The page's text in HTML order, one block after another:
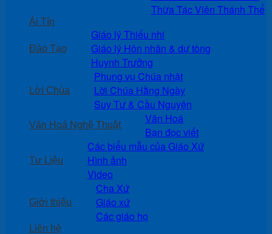
Thừa Tác Viên Thánh Thể
Ái Tín
Đào Tạo
Giáo lý Thiếu nhi
Giáo lý Hôn nhân & dự tòng
Huynh Trưởng
Lời Chúa
Phụng vụ Chúa nhật
Lời Chúa Hằng Ngày
Suy Tư & Cầu Nguyện
Văn Hoá Nghệ Thuật
Văn Hoá
Bạn đọc viết
Tư Liệu
Các biểu mẫu của Giáo Xứ
Hình ảnh
Video
Giới thiệu
Cha Xứ
Giáo xứ
Các giáo họ
Liên hệ